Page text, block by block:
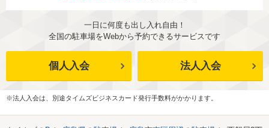
一日に何度も出し入れ自由！
全国の駐車場をWebから予約できるサービスです
個人入会 法人入会
※法人入会は、別途タイムズビジネスカード発行手数料がかかります。